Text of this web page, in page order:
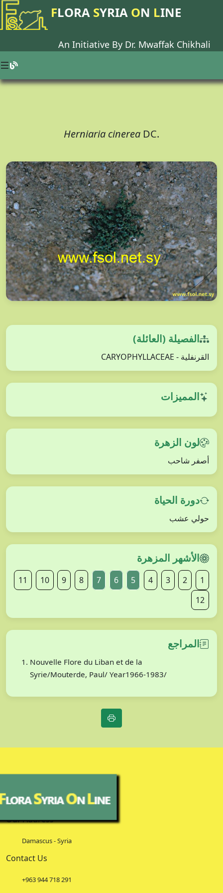
FLORA SYRIA ON LINE
An Initiative By Dr. Mwaffak Chikhali
Herniaria cinerea DC.
الفصيلة (العائلة)
القرنفلية - CARYOPHYLLACEAE
المميزات
لون الزهرة
أصفر شاحب
دورة الحياة
حولي عشب
الأشهر المزهرة
1
2
3
4
5
6
7
8
9
10
11
12
المراجع
Nouvelle Flore du Liban et de la
Syrie/Mouterde, Paul/ Year1966-1983/
Our Address
Damascus - Syria
Contact Us
+963 944 718 291